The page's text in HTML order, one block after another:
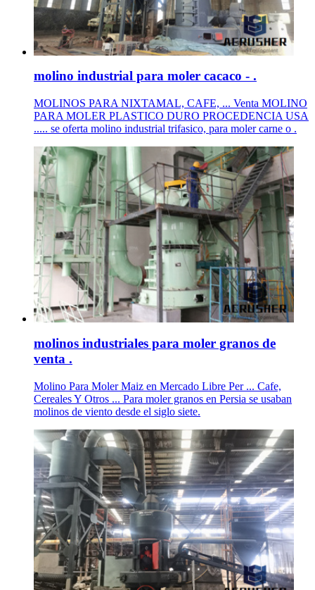
molino industrial para moler cacaco - .
MOLINOS PARA NIXTAMAL, CAFE, ... Venta MOLINO
PARA MOLER PLASTICO DURO PROCEDENCIA USA
..... se oferta molino industrial trifasico, para moler carne o .
molinos industriales para moler granos de
venta .
Molino Para Moler Maiz en Mercado Libre Per ... Cafe,
Cereales Y Otros ... Para moler granos en Persia se usaban
molinos de viento desde el siglo siete.